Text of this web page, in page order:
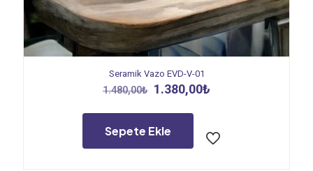
Seramik Vazo EVD-V-01
1.480,00₺ Orijinal
1.480,00₺.
1.380,00₺
1.380,00₺.
Sepete Ekle